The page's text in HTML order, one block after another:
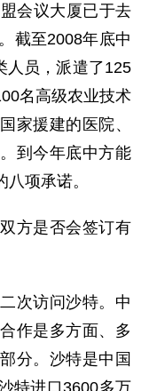
会议大厦已于去
截至2008年底中
人员，派遣了125
名高级农业技术
家援建的医院、
到今年底中方能
项承诺。
方是否会签订有
次访问沙特。中
作是多方面、多
分。沙特是中国
特进口3600多万